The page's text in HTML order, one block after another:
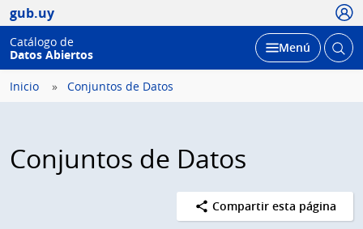
gub.uy
Catálogo de
Datos Abiertos
Desplegar
Menú Abrir
Inicio Conjuntos de Datos
Conjuntos de Datos
Compartir esta página